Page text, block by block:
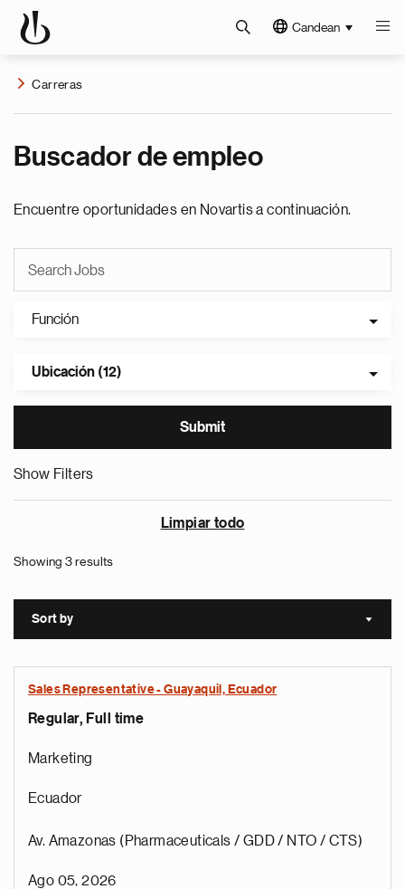
Candean
Carreras
Buscador de empleo
Encuentre oportunidades en Novartis a continuación.
Función
Ubicación (12)
Show Filters
Limpiar todo
Showing 3 results
Sort by Sort
Sales Representative - Guayaquil, Ecuador
Regular, Full time
Marketing
Ecuador
Av. Amazonas (Pharmaceuticals / GDD / NTO / CTS)
Ago 05, 2026